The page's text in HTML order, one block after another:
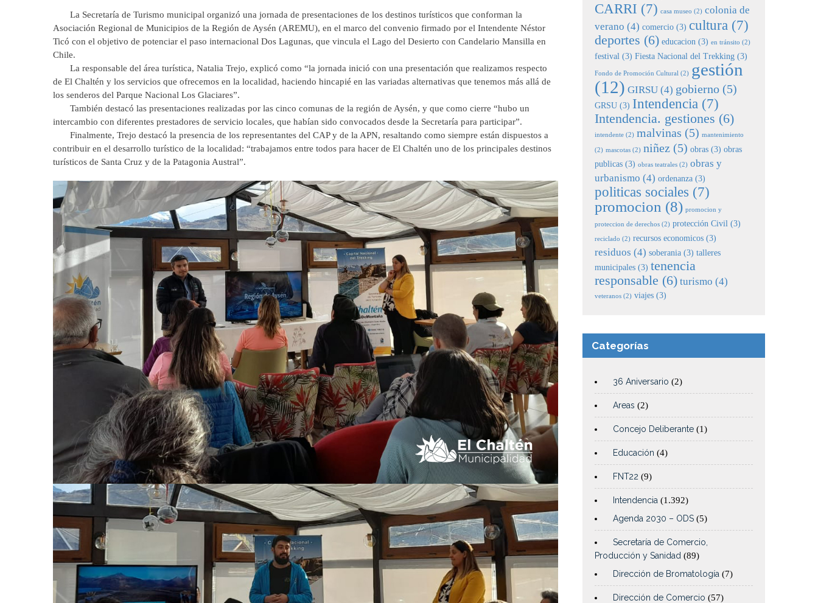
La Secretaría de Turismo municipal organizó una jornada de presentaciones de los destinos turísticos que conforman la
Asociación Regional de Municipios de la Región de Aysén (AREMU), en el marco del convenio firmado por el Intendente Néstor
Ticó con el objetivo de potenciar el paso internacional Dos Lagunas, que vincula el Lago del Desierto con Candelario Mansilla en
Chile.
La responsable del área turística, Natalia Trejo, explicó como “la jornada inició con una presentación que realizamos respecto
de El Chaltén y los servicios que ofrecemos en la localidad, haciendo hincapié en las variadas alternativas que tenemos más allá de
los senderos del Parque Nacional Los Glaciares”.
También destacó las presentaciones realizadas por las cinco comunas de la región de Aysén, y que como cierre “hubo un
intercambio con diferentes prestadores de servicio locales, que habían sido convocados desde la Secretaría para participar”.
Finalmente, Trejo destacó la presencia de los representantes del CAP y de la APN, resaltando como siempre están dispuestos a
contribuir en el desarrollo turístico de la localidad: “trabajamos entre todos para hacer de El Chaltén uno de los principales destinos
turísticos de Santa Cruz y de la Patagonia Austral”.
CARRI (7) casa museo (2) colonia de
verano (4) comercio (3) cultura (7)
deportes (6) educacion (3) en tránsito (2)
festival (3) Fiesta Nacional del Trekking (3)
Fondo de Promoción Cultural (2) gestión
(12) GIRSU (4) gobierno (5)
GRSU (3) Intendencia (7)
Intendencia. gestiones (6)
intendente (2) malvinas (5) mantenimiento
(2) mascotas (2) niñez (5) obras (3) obras
publicas (3) obras teatrales (2) obras y
urbanismo (4) ordenanza (3)
politicas sociales (7)
promocion (8) promocion y
proteccion de derechos (2) protección Civil (3)
reciclado (2) recursos economicos (3)
residuos (4) soberania (3) talleres
municipales (3) tenencia
responsable (6) turismo (4)
veteranos (2) viajes (3)
Categorías
36 Aniversario (2)
Areas (2)
Concejo Deliberante (1)
Educación (4)
FNT22 (9)
Intendencia (1.392)
Agenda 2030 – ODS (5)
Secretaría de Comercio,
Producción y Sanidad (89)
Dirección de Bromatología (7)
Dirección de Comercio (57)